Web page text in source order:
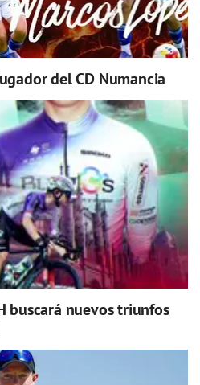
del CD Numancia
buscará nuevos triunfos